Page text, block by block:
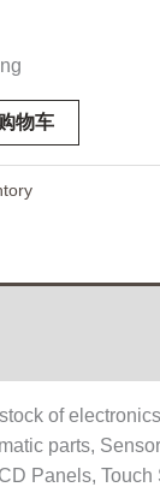
物车
of
parts,
Panels, Touch